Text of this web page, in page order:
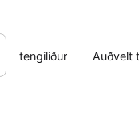
tengiliður Auðvelt